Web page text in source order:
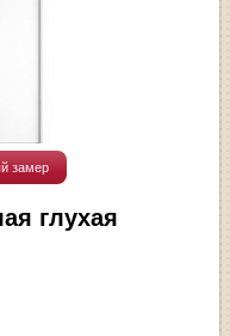
замер
глухая